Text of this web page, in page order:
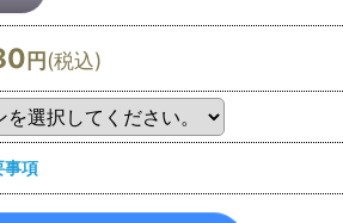
円(税込)
事項